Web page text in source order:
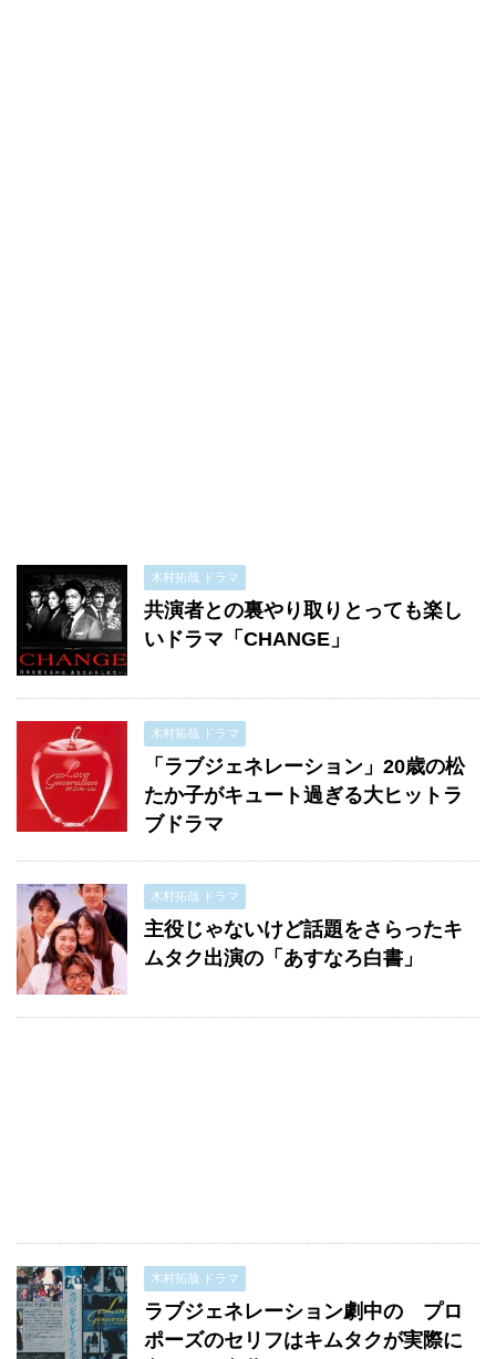
木村拓哉 ドラマ
共演者との裏やり取りとっても楽し
いドラマ「CHANGE」
木村拓哉 ドラマ
「ラブジェネレーション」20歳の松
たか子がキュート過ぎる大ヒットラ
ブドラマ
木村拓哉 ドラマ
主役じゃないけど話題をさらったキ
ムタク出演の「あすなろ白書」
木村拓哉 ドラマ
ラブジェネレーション劇中の プロ
ポーズのセリフはキムタクが実際に